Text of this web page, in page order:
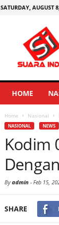
SATURDAY, AUGUST
HOME
Home Nasional
NASIONAL NEWS
Kodim
Byadmin - Feb 15,
SHARE